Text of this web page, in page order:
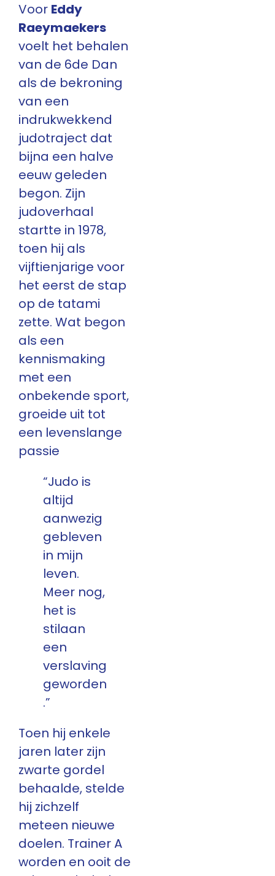
Voor Eddy
Raeymaekers
voelt het behalen
van de 6de Dan
als de bekroning
van een
indrukwekkend
judotraject dat
bijna een halve
eeuw geleden
begon. Zijn
judoverhaal
startte in 1978,
toen hij als
vijftienjarige voor
het eerst de stap
op de tatami
zette. Wat begon
als een
kennismaking
met een
onbekende sport,
groeide uit tot
een levenslange
passie
“Judo is
altijd
aanwezig
gebleven
in mijn
leven.
Meer nog,
het is
stilaan
een
verslaving
geworden
.”
Toen hij enkele
jaren later zijn
zwarte gordel
behaalde, stelde
hij zichzelf
meteen nieuwe
doelen. Trainer A
worden en ooit de